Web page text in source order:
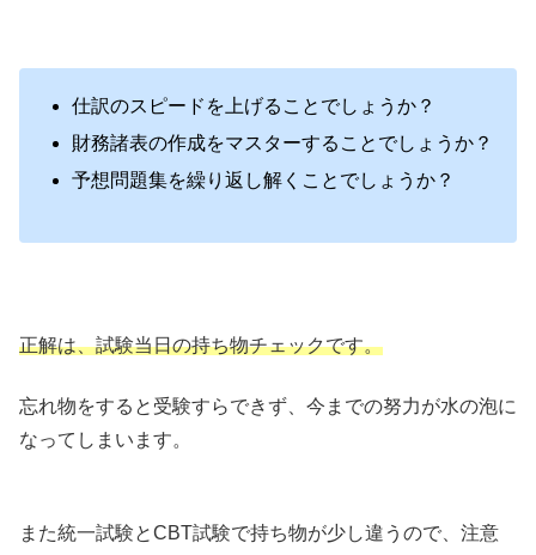
仕訳のスピードを上げることでしょうか？
財務諸表の作成をマスターすることでしょうか？
予想問題集を繰り返し解くことでしょうか？
正解は、試験当日の持ち物チェックです。
忘れ物をすると受験すらできず、今までの努力が水の泡に
なってしまいます。
また統一試験とCBT試験で持ち物が少し違うので、注意